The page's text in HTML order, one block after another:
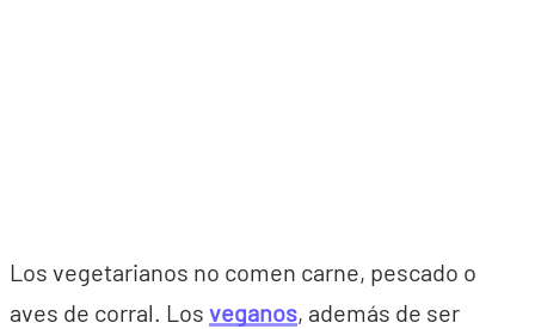
Los vegetarianos no comen carne, pescado o
aves de corral. Los veganos, además de ser